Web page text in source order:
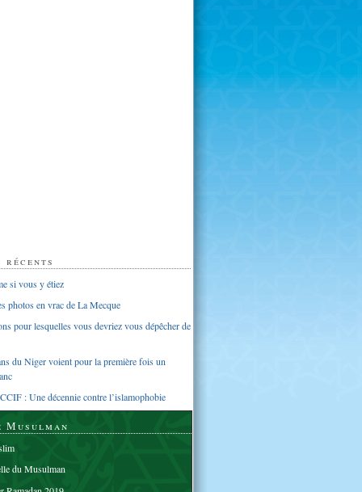
si vous y étiez
photos en vrac de La Mecque
pour lesquelles vous devriez vous dépêcher de
du Niger voient pour la première fois un
: Une décennie contre l’islamophobie
Musulman
du Musulman